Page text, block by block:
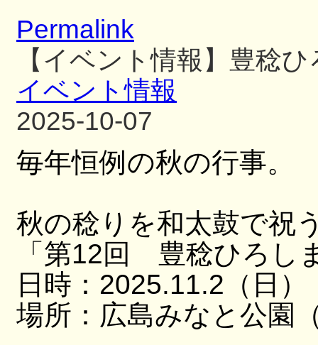
Permalink
【イベント情報】豊稔
イベント情報
2025-10-07
毎年恒例の秋の行事。
秋の稔りを和太鼓で祝
「第12回 豊稔ひろし
日時：2025.11.2（日
場所：広島みなと公園